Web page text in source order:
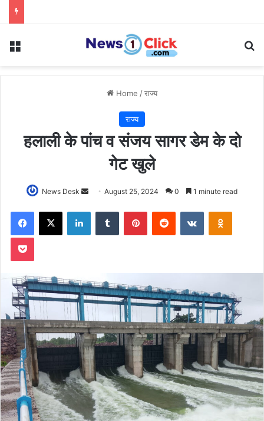
Menu
Home /राज्य
राज्य
हलाली के पांच व संजय सागर डेम के दो
गेट खुले
News Desk
Send
email
August 25, 2024 0 1 minute read
Facebook
X LinkedInTumblr PinterestReddit VKontakte
Pocket